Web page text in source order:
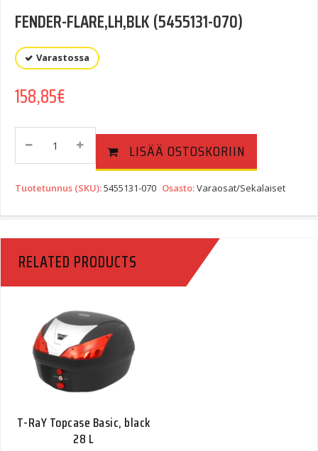
FENDER-FLARE,LH,BLK (5455131-070)
Varastossa
158,85€
FENDER-
FLARE,LH,BLK
070)
LISÄÄ OSTOSKORIIN
Tuotetunnus (SKU):5455131-070 Osasto:Varaosat/Sekalaiset
RELATED PRODUCTS
T-RaY Topcase Basic, black
28 L